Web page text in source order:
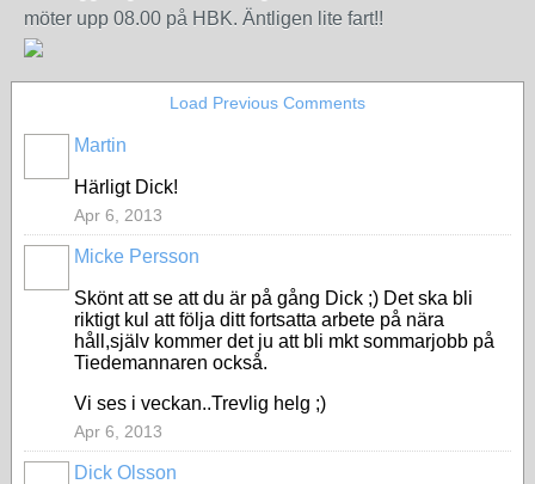
möter upp 08.00 på HBK. Äntligen lite fart!!
Load Previous Comments
Martin
Härligt Dick!
Apr 6, 2013
Micke Persson
Skönt att se att du är på gång Dick ;) Det ska bli
riktigt kul att följa ditt fortsatta arbete på nära
håll,själv kommer det ju att bli mkt sommarjobb på
Tiedemannaren också.
Vi ses i veckan..Trevlig helg ;)
Apr 6, 2013
Dick Olsson